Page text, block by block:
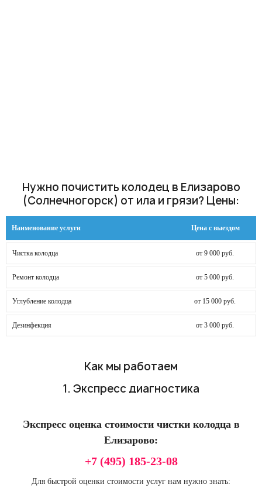
Нужно почистить колодец в Елизарово
(Солнечногорск) от ила и грязи? Цены:
Наименование услуги Цена с выездом
Чистка колодца от 9 000 руб.
Ремонт колодца от 5 000 руб.
Углубление колодца от 15 000 руб.
Дезинфекция от 3 000 руб.
Как мы работаем
1. Экспресс диагностика
Экспресс оценка стоимости чистки колодца в
Елизарово:
+7 (495) 185-23-08
Для быстрой оценки стоимости услуг нам нужно знать: